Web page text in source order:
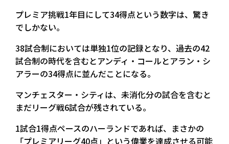
プレミア挑戦1年目にして34得点という数字は、驚き
でしかない。
38試合制においては単独1位の記録となり、過去の42
試合制の時代を含むとアンディ・コールとアラン・シ
アラーの34得点に並んだことになる。
マンチェスター・シティは、未消化分の試合を含むと
まだリーグ戦6試合が残されている。
1試合1得点ペースのハーランドであれば、まさかの
「プレミアリーグ40点」という偉業を達成させる可能